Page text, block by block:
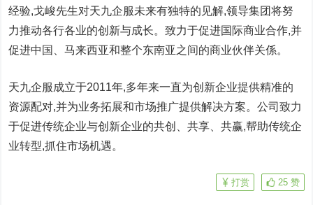
经验,戈峻先生对天九企服未来有独特的见解,领导集团将努
力推动各行各业的创新与成长。致力于促进国际商业合作,并
促进中国、马来西亚和整个东南亚之间的商业伙伴关係。
天九企服成立于2011年,多年来一直为创新企业提供精准的
资源配对,并为业务拓展和市场推广提供解决方案。公司致力
于促进传统企业与创新企业的共创、共享、共赢,帮助传统企
业转型,抓住市场机遇。
25 赞
打赏